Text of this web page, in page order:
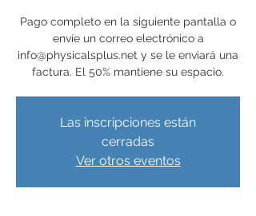
Pago completo en la siguiente pantalla o
envíe un correo electrónico a
info@physicalsplus.net y se le enviará una
factura. El 50% mantiene su espacio.
Las inscripciones están
cerradas
Ver otros eventos